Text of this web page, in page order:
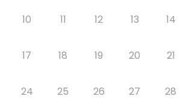
10 11 12 13 14
17 18 19 20 21
24 25 26 27 28